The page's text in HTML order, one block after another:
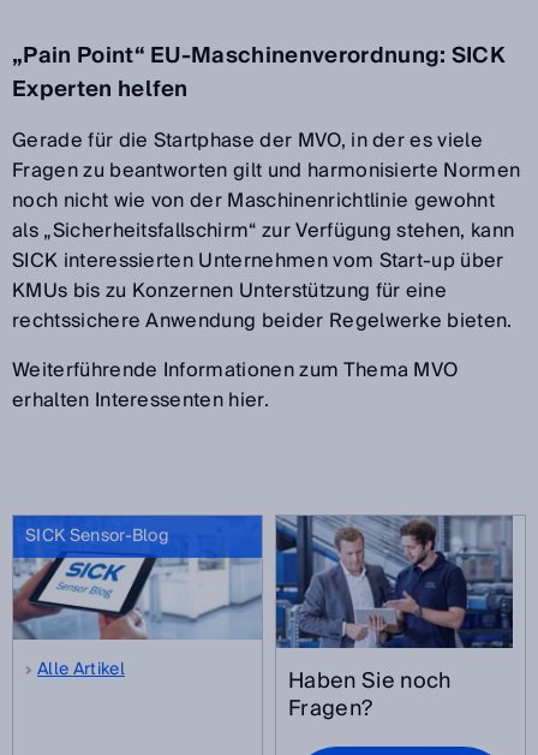
„Pain Point“ EU-Maschinenverordnung: SICK
Experten helfen
Gerade für die Startphase der MVO, in der es viele
Fragen zu beantworten gilt und harmonisierte Normen
noch nicht wie von der Maschinenrichtlinie gewohnt
als „Sicherheitsfallschirm“ zur Verfügung stehen, kann
SICK interessierten Unternehmen vom Start-up über
KMUs bis zu Konzernen Unterstützung für eine
rechtssichere Anwendung beider Regelwerke bieten.
Weiterführende Informationen zum Thema MVO
erhalten Interessenten hier.
SICK Sensor-Blog
Alle Artikel Haben Sie noch
Fragen?